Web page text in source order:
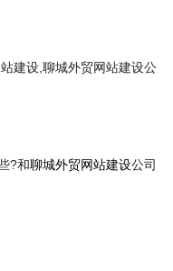
建设,聊城外贸网站建设公
?和聊城外贸网站建设公司